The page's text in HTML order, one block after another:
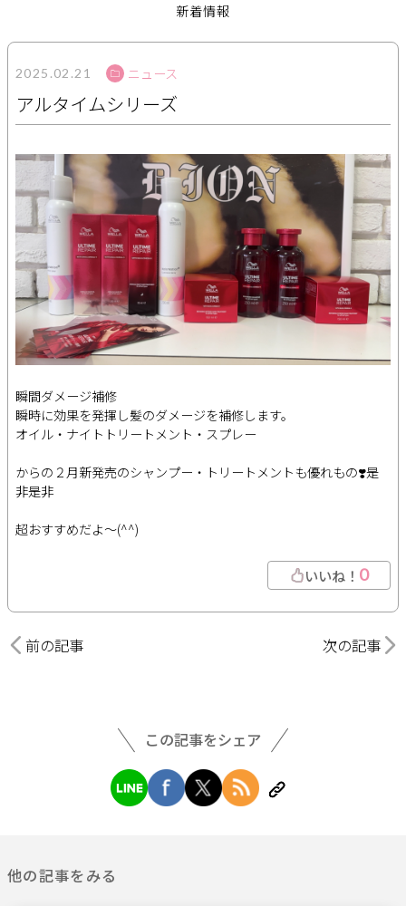
お知らせ
お問い合わせ
掲載店様
掲載店様ログイン
閉じる
新着情報
2025.02.21 ニュース
アルタイムシリーズ
瞬間ダメージ補修
瞬時に効果を発揮し髪のダメージを補修します。
オイル・ナイトトリートメント・スプレー
からの２月新発売のシャンプー・トリートメントも優れもの❣️是
非是非
超おすすめだよ〜(^^)
いいね！ 0
前の記事 次の記事
この記事をシェア
他の記事をみる